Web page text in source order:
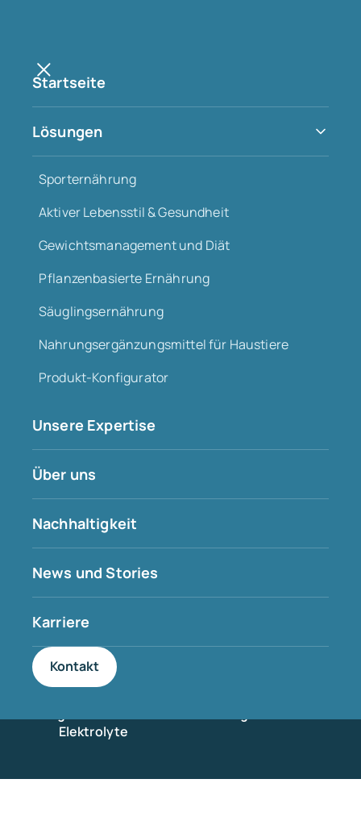
Startseite
Lösungen
Sporternährung
Aktiver Lebensstil & Gesundheit
Gewichtsmanagement und Diät
Pflanzenbasierte Ernährung
Säuglingsernährung
Nahrungsergänzungsmittel für Haustiere
Produkt-Konfigurator
Unsere Expertise
Über uns
Nachhaltigkeit
News und Stories
Karriere
Kontakt
Sporternährung
Athleten wollen an ihre Grenzen gehen. Wir
unterstützen Ihre Marke, damit sie ihre Ziele
Vom Muskelaufbau bis zur Regeneration.
Produkt-Konfigurator
Gesunde Ernährung für jeden
Muskelaufbau Leistung
Elektrolyte